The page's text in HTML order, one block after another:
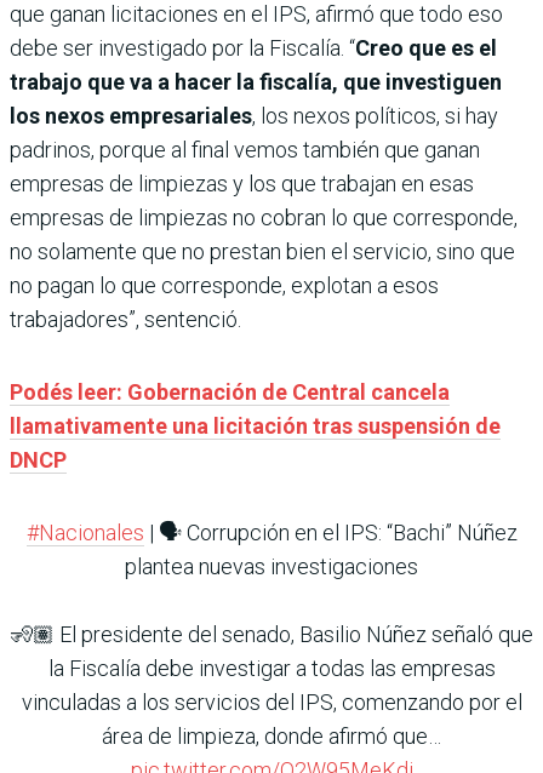
que ganan licitaciones en el IPS, afirmó que todo eso
debe ser investigado por la Fiscalía. “Creo que es el
trabajo que va a hacer la fiscalía, que investiguen
los nexos empresariales, los nexos políticos, si hay
padrinos, porque al final vemos también que ganan
empresas de limpiezas y los que trabajan en esas
empresas de limpiezas no cobran lo que corresponde,
no solamente que no prestan bien el servicio, sino que
no pagan lo que corresponde, explotan a esos
trabajadores”, sentenció.
Podés leer: Gobernación de Central cancela
llamativamente una licitación tras suspensión de
DNCP
#Nacionales | 🗣️ Corrupción en el IPS: “Bachi” Núñez
plantea nuevas investigaciones
🧏🏽 El presidente del senado, Basilio Núñez señaló que
la Fiscalía debe investigar a todas las empresas
vinculadas a los servicios del IPS, comenzando por el
área de limpieza, donde afirmó que…